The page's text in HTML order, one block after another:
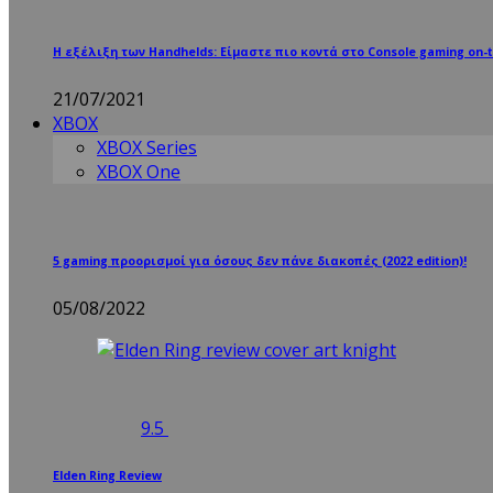
Η εξέλιξη των Handhelds: Είμαστε πιο κοντά στο Console gaming on-
21/07/2021
XBOX
XBOX Series
XBOX One
5 gaming προορισμοί για όσους δεν πάνε διακοπές (2022 edition)!
05/08/2022
9.5
Elden Ring Review